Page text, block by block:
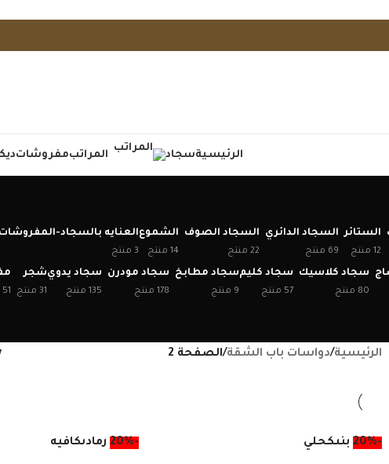
الرئيسيةسجاد المراتبمفروشات
الستائر
12 منتج
السجاد الدائري
69 منتج
السجاد الصوف
22 منتج
الشموع
14 منتج
العنايه بالسجاد-المفروشات
3 منتج
سجاد كلاسيك
80 منتج
سجاد كليم
57 منتج
سجاد مطابخ
9 منتج
سجاد مودرن
178 منتج
سجاد يدوي
135 منتج
شجر
31 منتج 51 منتج
الرئيسية/دواسات باب الشقة/الصفحة 2
-20% بنىكحلي -20% رمادىكافيه